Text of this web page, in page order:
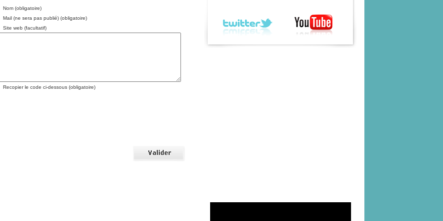
Nom (obligatoire)
Mail (ne sera pas publié) (obligatoire)
Site web (facultatif)
Recopier le code ci-dessous (obligatoire)